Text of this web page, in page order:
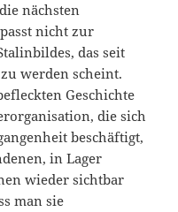
nächsten
nicht zur
das seit
werden scheint.
Geschichte
die sich
beschäftigt,
in Lager
wieder sichtbar
man sie